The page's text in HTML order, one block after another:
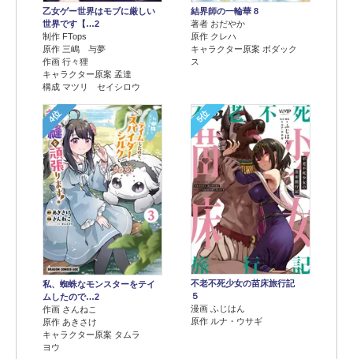
乙女ゲー世界はモブに厳しい
世界です【…2
制作 FTops
原作 三嶋 与夢
作画 行々狸
キャラクター原案 孟達
構成 マツリ セイシロウ
結界師の一輪華 8
著者 おだやか
原作 クレハ
キャラクター原案 ボダック
ス
4位
私、蜘蛛なモンスターをテイ
ムしたので…2
作画 さんねこ
原作 あきさけ
キャラクター原案 タムラ
ヨウ
5位
不老不死少女の苗床旅行記
５
漫画 ふじはん
原作 ルナ・ウサギ